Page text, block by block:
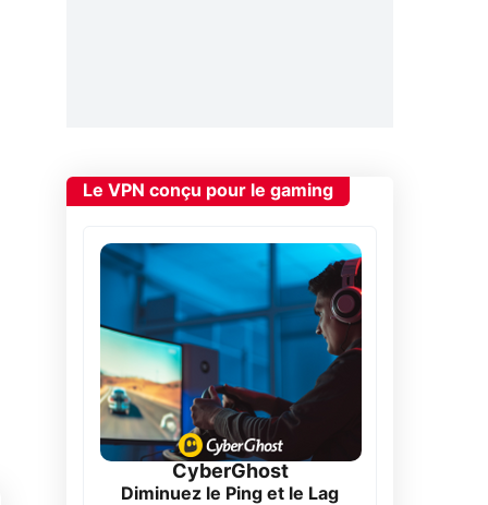
Le VPN conçu pour le gaming
CyberGhost
Diminuez le Ping et le Lag